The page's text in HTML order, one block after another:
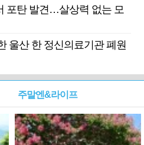
포탄 발견…살상력 없는 모
울산 한 정신의료기관 폐원
주말엔&라이프